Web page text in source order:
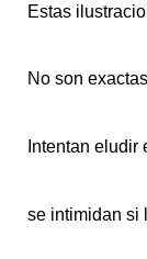
Estas
No son
Intentan eludir
se intimidan si